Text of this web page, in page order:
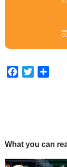
Facebook
Twitter
What you can